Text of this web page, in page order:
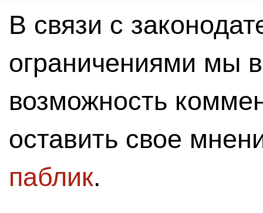
В связи с
ограничениями мы
возможность
оставить свое
паблик.